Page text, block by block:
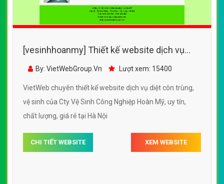
[vesinhhoanmy] Thiết kế website dịch vụ
diệt côn trùng, vệ sinh của Cty Vệ Sinh Công
By: VietWebGroup.Vn Lượt xem: 15400
VietWeb chuyên thiết kế website dịch vụ diệt côn trùng,
vệ sinh của Cty Vệ Sinh Công Nghiệp Hoàn Mỹ, uy tín,
chất lượng, giá rẻ tại Hà Nội
CHI TIẾT WEBSITE XEM WEBSITE